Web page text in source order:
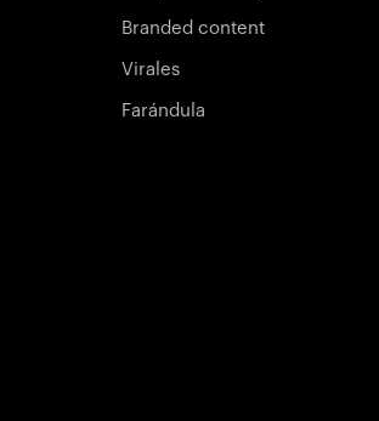
Branded content
Virales
Farándula